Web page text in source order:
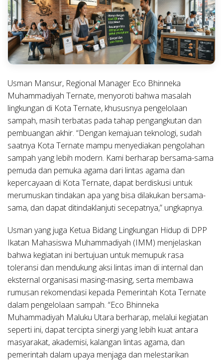
Usman Mansur, Regional Manager Eco Bhinneka
Muhammadiyah Ternate, menyoroti bahwa masalah
lingkungan di Kota Ternate, khususnya pengelolaan
sampah, masih terbatas pada tahap pengangkutan dan
pembuangan akhir. “Dengan kemajuan teknologi, sudah
saatnya Kota Ternate mampu menyediakan pengolahan
sampah yang lebih modern. Kami berharap bersama-sama
pemuda dan pemuka agama dari lintas agama dan
kepercayaan di Kota Ternate, dapat berdiskusi untuk
merumuskan tindakan apa yang bisa dilakukan bersama-
sama, dan dapat ditindaklanjuti secepatnya,” ungkapnya.
Usman yang juga Ketua Bidang Lingkungan Hidup di DPP
Ikatan Mahasiswa Muhammadiyah (IMM) menjelaskan
bahwa kegiatan ini bertujuan untuk memupuk rasa
toleransi dan mendukung aksi lintas iman di internal dan
eksternal organisasi masing-masing, serta membawa
rumusan rekomendasi kepada Pemerintah Kota Ternate
dalam pengelolaan sampah. “Eco Bhinneka
Muhammadiyah Maluku Utara berharap, melalui kegiatan
seperti ini, dapat tercipta sinergi yang lebih kuat antara
masyarakat, akademisi, kalangan lintas agama, dan
pemerintah dalam upaya menjaga dan melestarikan